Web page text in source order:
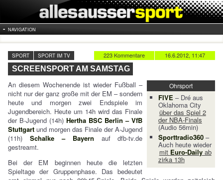
NAVIGATION
16.6.2012, 11:47
223 Kommentare
SPORT SPORT IM TV
SCREENSPORT AM SAMSTAG
Ohrsport
FIVE– Dré aus
Oklahoma City
über das Spiel 2
der NBA-Finals
(Audio 56min)
Sporttradio360–
Auch heute wieder
mit Euro-Dailyab
zirka 13h
An diesem Wochenende ist wieder Fußball –
nicht nur der ganz große mit der EM – sondern
heute und morgen zwei Endspiele im
Jugendbereich. Heute um 14h wird das Finale
der B-Jugend (14h)Hertha BSC Berlin – VfB
Stuttgart und morgen das Finale der A-Jugend
(11h) Schalke – Bayern auf dfb-tv.de
gestreamt.
Bei der EM beginnen heute die letzten
Spieltage der Gruppenphase. Das bedeutet